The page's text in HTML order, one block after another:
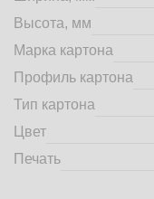
Высота, мм
Марка картона
Профиль картона
Тип картона
Цвет
Печать